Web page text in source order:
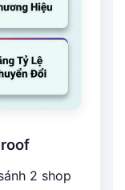
2 shop